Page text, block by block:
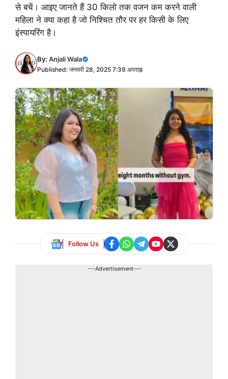
से बचें। आइए जानते हैं 30 किलो तक वजन कम करने वाली
महिला ने क्या कहा है जो निश्चित तौर पर हर किसी के लिए
इंस्पायरिंग है।
By: Anjali Wala
Published: जनवरी 28, 2025 7:39 अपराह्न
Follow Us
---Advertisement---